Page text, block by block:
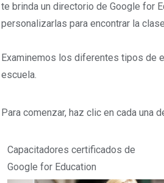
te brinda un directorio de Google for
personalizarlas para encontrar la
Examinemos los diferentes tipos de
escuela.
Para comenzar, haz clic en cada una
Capacitadores certificados de
Google for Education